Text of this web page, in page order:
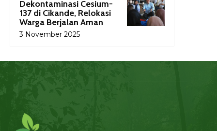
Dekontaminasi Cesium-
137 di Cikande, Relokasi
Warga Berjalan Aman
3 November 2025